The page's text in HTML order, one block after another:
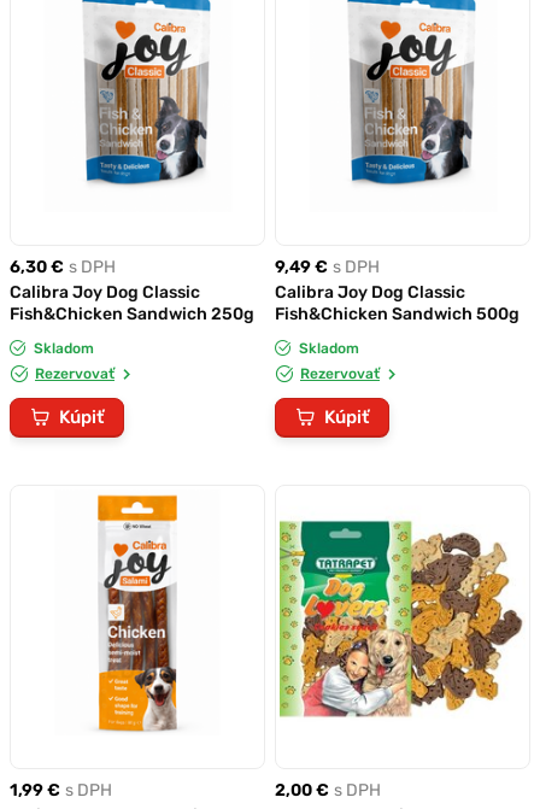
6,30 € s DPH
Calibra Joy Dog Classic
Fish&Chicken Sandwich 250g
Skladom
Rezervovať
Kúpiť
9,49 € s DPH
Calibra Joy Dog Classic
Fish&Chicken Sandwich 500g
Skladom
Rezervovať
Kúpiť
1,99 € s DPH
2,00 € s DPH